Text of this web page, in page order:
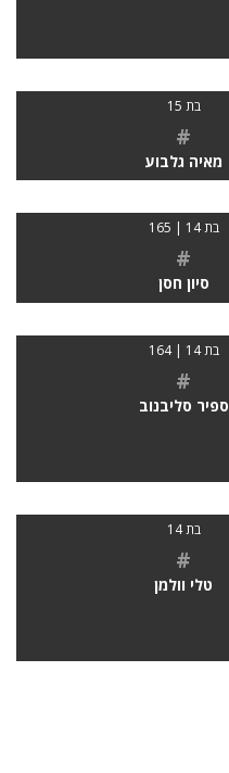
בת 15
#
מאיה גלבוע
בת 14 | 165
#
סיון חסן
בת 14 | 164
#
ספיר סליבנוב
בת 14
#
טלי וולמן